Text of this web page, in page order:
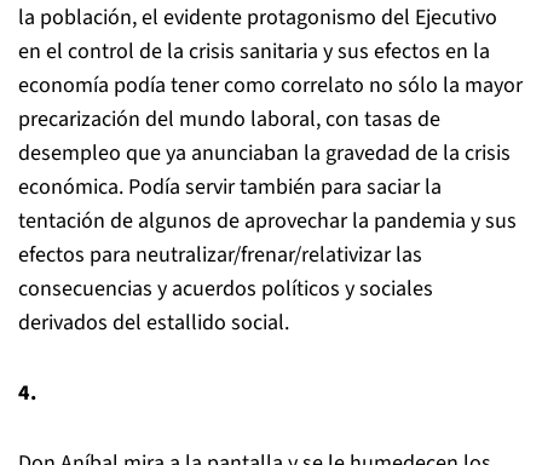
la población, el evidente protagonismo del Ejecutivo
en el control de la crisis sanitaria y sus efectos en la
economía podía tener como correlato no sólo la mayor
precarización del mundo laboral, con tasas de
desempleo que ya anunciaban la gravedad de la crisis
económica. Podía servir también para saciar la
tentación de algunos de aprovechar la pandemia y sus
efectos para neutralizar/frenar/relativizar las
consecuencias y acuerdos políticos y sociales
derivados del estallido social.
4.